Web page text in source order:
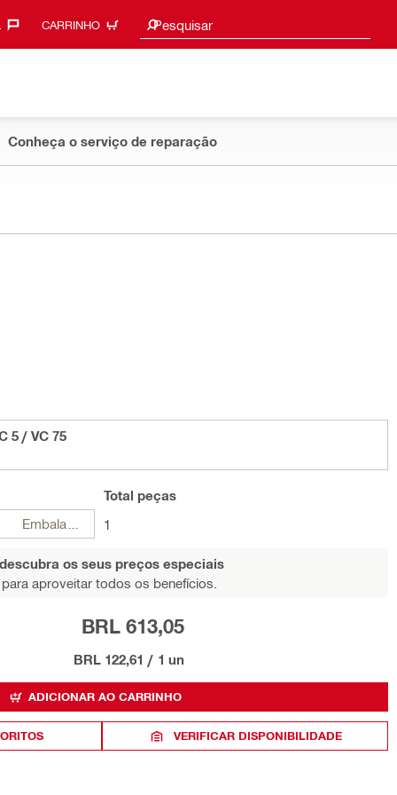
CARRINHO Pesquisar
Sugestões de pesquisa
Conheça o serviço de reparação
5 / VC 75
Total peças
1
os seus preços especiais
para aproveitar todos os benefícios.
BRL 613,05
BRL 122,61 / 1 un
ADICIONAR AO CARRINHO
VERIFICAR DISPONIBILIDADE